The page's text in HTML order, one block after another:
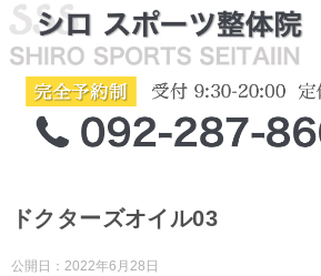
ドクターズオイル03
公開日： 2022年6月28日